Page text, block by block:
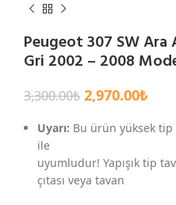
Peugeot 307 SW Ara
Gri 2002 – 2008
3,300.00₺ 2,970.00₺
Uyarı: Bu ürün yüksek tip
ile
uyumludur! Yapışık tip
çıtası veya tavan